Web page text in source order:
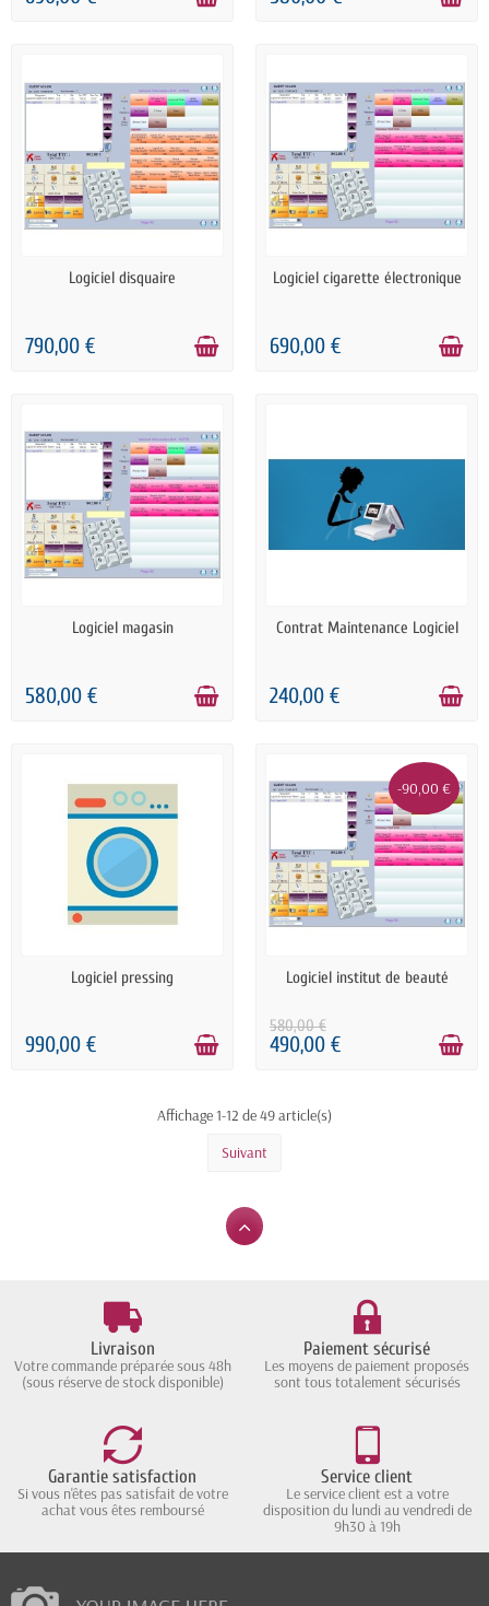
boisson, secteur du prêt à porter et de la chaussure,
restauration rapide, logiciel dépôt-vente et achat /
vente ainsi que tous commerce de détail. Le logiciel de
caisse s'adapte pour de nombreux secteurs d'activités.
EN STOCK
Logiciel disquaire
790,00 €
EN STOCK
Logiciel cigarette électronique
690,00 €
EN STOCK
Logiciel magasin
580,00 €
EN STOCK
Contrat Maintenance Logiciel
240,00 €
EN STOCK
Logiciel pressing
990,00 €
-90,00 €
EN STOCK
Logiciel institut de beauté
580,00 €
490,00 €
Affichage 1-12 de 49 article(s)
Suivant
Livraison
Votre commande préparée sous 48h
(sous réserve de stock disponible)
Paiement sécurisé
Les moyens de paiement proposés
sont tous totalement sécurisés
Garantie satisfaction
Si vous n'êtes pas satisfait de votre
achat vous êtes remboursé
Service client
Le service client est a votre
disposition du lundi au vendredi de
9h30 à 19h